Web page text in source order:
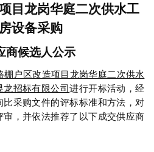
目龙岗华庭二次供水工
设备采购
商候选人公示
棚户区改造项目龙岗华庭二次供水
龙招标有限公司进行开标活动 ，经
比采购文件的评标标准和方法，对
审，并依法推荐了以下成交供应商